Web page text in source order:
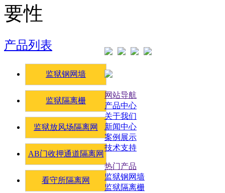
要性
产品列表
监狱钢网墙
监狱隔离栅
监狱放风场隔离网
AB门收押通道隔离网
看守所隔离网
网站导航
产品中心
关于我们
新闻中心
案例展示
技术支持
热门产品
监狱钢网墙
监狱隔离栅